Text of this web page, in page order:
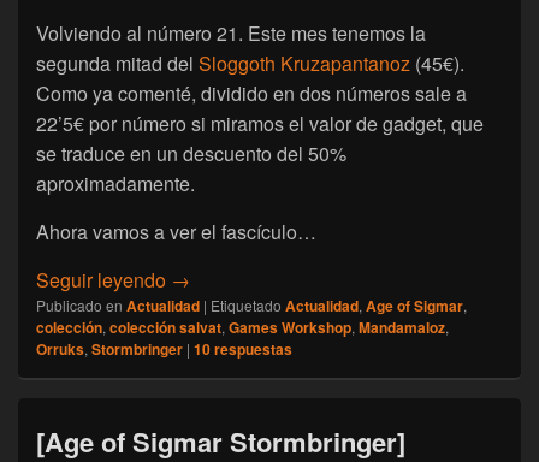
Volviendo al número 21. Este mes tenemos la
segunda mitad del Sloggoth Kruzapantanoz (45€).
Como ya comenté, dividido en dos números sale a
22’5€ por número si miramos el valor de gadget, que
se traduce en un descuento del 50%
aproximadamente.
Ahora vamos a ver el fascículo…
Seguir leyendo [Age of Sigmar Stormbringer] Abriendo el
→
Publicado en Actualidad | Etiquetado Actualidad, Age of Sigmar,
colección, colección salvat, Games Workshop, Mandamaloz,
Orruks, Stormbringer | 10respuestas
[Age of Sigmar Stormbringer]